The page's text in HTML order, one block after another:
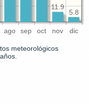
ago sep oct nov dic
5.8
11.9
meteorológicos